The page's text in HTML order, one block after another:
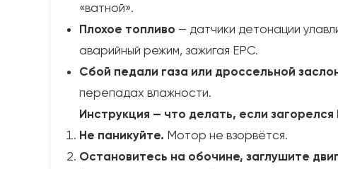
«ватной».
Плохое топливо — датчики детонации
аварийный режим, зажигая EPC.
Сбой педали газа или дроссельной
перепадах влажности.
Инструкция — что делать, если загорелся
Не паникуйте. Мотор не взорвётся.
Остановитесь на обочине, заглушите